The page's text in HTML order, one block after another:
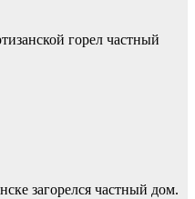
горел частный
загорелся частный дом.